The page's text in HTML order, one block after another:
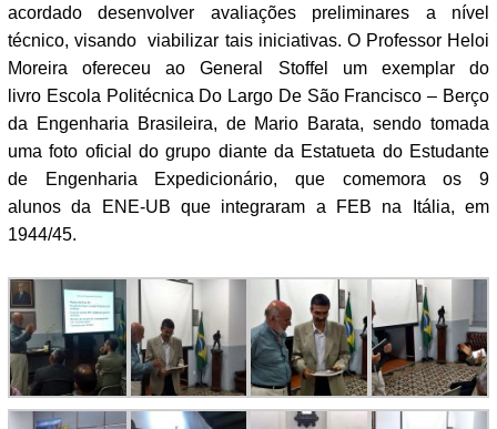
acordado desenvolver avaliações preliminares a nível
técnico, visando viabilizar tais iniciativas. O Professor Heloi
Moreira ofereceu ao General Stoffel um exemplar do
livro Escola Politécnica Do Largo De São Francisco – Berço
da Engenharia Brasileira, de Mario Barata, sendo tomada
uma foto oficial do grupo diante da Estatueta do Estudante
de Engenharia Expedicionário, que comemora os 9
alunos da ENE-UB que integraram a FEB na Itália, em
1944/45.